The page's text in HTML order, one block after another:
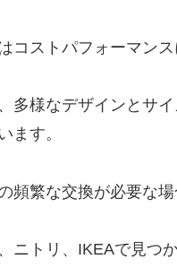
コストパフォーマン
多様なデザインとサ
ます。
頻繁な交換が必要な
ニトリ、IKEAで見つ